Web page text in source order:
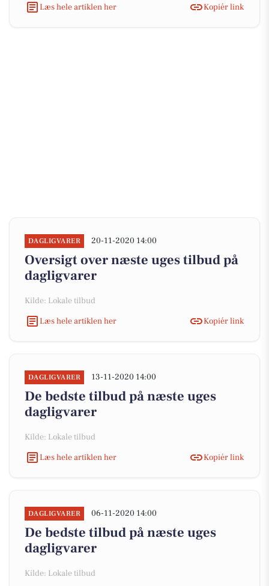
Læs hele artiklen her
Kopiér link
DAGLIGVARER 20-11-2020 14:00
Oversigt over næste uges tilbud på
dagligvarer
Kilde: Lokale tilbud
Læs hele artiklen her
Kopiér link
DAGLIGVARER 13-11-2020 14:00
De bedste tilbud på næste uges
dagligvarer
Kilde: Lokale tilbud
Læs hele artiklen her
Kopiér link
DAGLIGVARER 06-11-2020 14:00
De bedste tilbud på næste uges
dagligvarer
Kilde: Lokale tilbud